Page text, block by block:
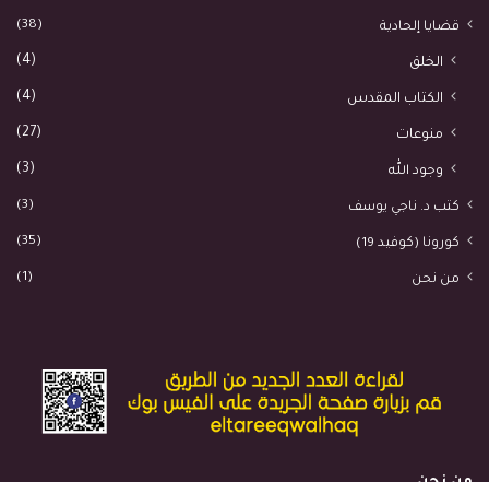
قضايا إلحادية (38)
الخلق (4)
الكتاب المقدس (4)
منوعات (27)
وجود الله (3)
كتب د. ناجي يوسف (3)
كورونا (كوفيد 19) (35)
من نحن (1)